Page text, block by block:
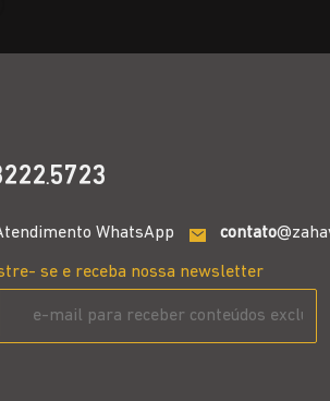
.5723
WhatsApp contato
se e receba nossa newsletter